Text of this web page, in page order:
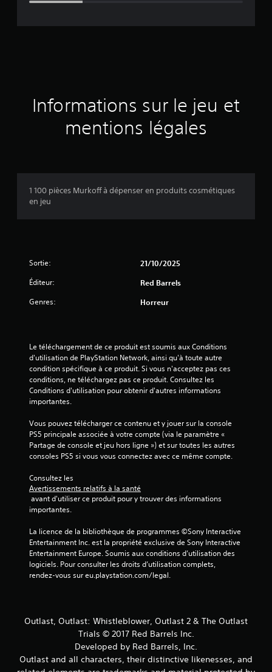
d
a
s
i
l
s
s
u
5
(
4
v
s
Informations sur le jeu et
mentions légales
1 100 pièces Murkoff à dépenser en produits cosmétiques
en jeu
Sortie: 21/10/2025
Éditeur: Red Barrels
Genres: Horreur
Le téléchargement de ce produit est soumis aux Conditions
d'utilisation de PlayStation Network, ainsi qu'à toute autre
condition spécifique à ce produit. Si vous n'acceptez pas ces
conditions, ne téléchargez pas ce produit. Consultez les
Conditions d'utilisation pour obtenir d'autres informations
importantes.
Vous pouvez télécharger ce contenu et y jouer sur la console
PS5 principale associée à votre compte (via le paramètre «
Partage de console et jeu hors ligne ») et sur toutes les autres
consoles PS5 si vous vous connectez avec ce même compte.
Consultez les
Avertissements relatifs à la santé
importantes.
La licence de la bibliothèque de programmes ©Sony Interactive
Entertainment Inc. est la propriété exclusive de Sony Interactive
Entertainment Europe. Soumis aux conditions d’utilisation des
logiciels. Pour consulter les droits d’utilisation complets,
rendez-vous sur eu.playstation.com/legal.
Outlast, Outlast: Whistleblower, Outlast 2 & The Outlast
Trials © 2017 Red Barrels Inc.
Developed by Red Barrels, Inc.
Outlast and all characters, their distinctive likenesses, and